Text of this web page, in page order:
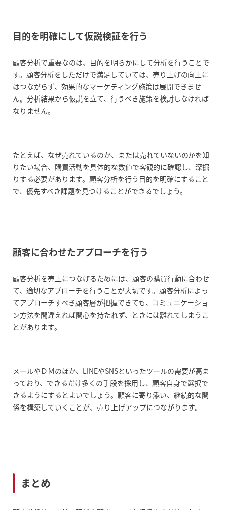
目的を明確にして仮説検証を行う
顧客分析で重要なのは、目的を明らかにして分析を行うことで
す。顧客分析をしただけで満足していては、売り上げの向上に
はつながらず、効果的なマーケティング施策は展開できませ
ん。分析結果から仮説を立て、行うべき施策を検討しなければ
なりません。
たとえば、なぜ売れているのか、または売れていないのかを知
りたい場合、購買活動を具体的な数値で客観的に確認し、深掘
りする必要があります。顧客分析を行う目的を明確にすること
で、優先すべき課題を見つけることができるでしょう。
顧客に合わせたアプローチを行う
顧客分析を売上につなげるためには、顧客の購買行動に合わせ
て、適切なアプローチを行うことが大切です。顧客分析によっ
てアプローチすべき顧客層が把握できても、コミュニケーショ
ン方法を間違えれば関心を持たれず、ときには離れてしまうこ
とがあります。
メールやＤＭのほか、LINEやSNSといったツールの需要が高ま
っており、できるだけ多くの手段を採用し、顧客自身で選択で
きるようにするとよいでしょう。顧客に寄り添い、継続的な関
係を構築していくことが、売り上げアップにつながります。
まとめ